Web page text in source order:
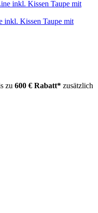
inkl. Kissen Taupe mit
zu 600 € Rabatt* zusätzlich